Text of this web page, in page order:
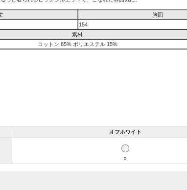
胸囲
154
素材
コットン 85% ポリエステル 15%
オフホワイト
○